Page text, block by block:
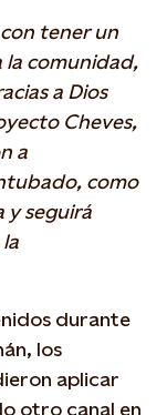
tener un
la comunidad,
a Dios
Cheves,
a
como
y seguirá
durante
los
aplicar
otro canal en